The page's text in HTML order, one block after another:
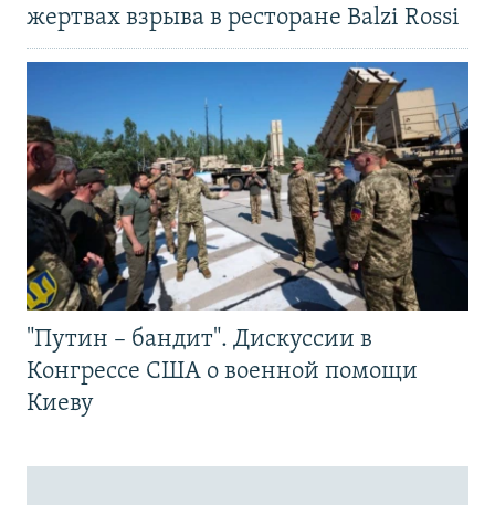
жертвах взрыва в ресторане Balzi Rossi
"Путин – бандит". Дискуссии в
Конгрессе США о военной помощи
Киеву